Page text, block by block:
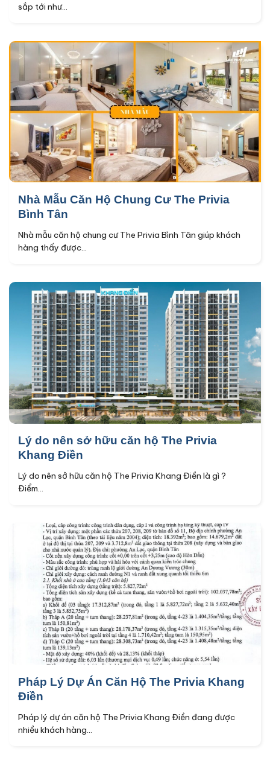
sắp tới như...
Nhà Mẫu Căn Hộ Chung Cư The Privia
Bình Tân
Nhà mẫu căn hộ chung cư The Privia Bình Tân giúp khách
hàng thấy được...
Lý do nên sở hữu căn hộ The Privia
Khang Điền
Lý do nên sở hữu căn hộ The Privia Khang Điền là gì ?
Điểm...
Pháp Lý Dự Án Căn Hộ The Privia Khang
Điền
Pháp lý dự án căn hộ The Privia Khang Điền đang được
nhiều khách hàng...